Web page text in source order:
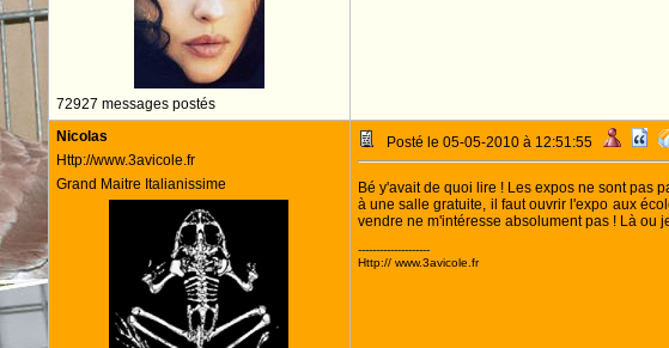
72927 messages postés
Nicolas
Http://www.3avicole.fr
Grand Maitre Italianissime
Posté le 05-05-2010 à 12:51:55
Bé y'avait de quoi lire ! Les expos ne sont pas
à une salle gratuite, il faut ouvrir l'expo aux
vendre ne m'intéresse absolument pas ! Là ou
--------------------
Http:// www.3avicole.fr